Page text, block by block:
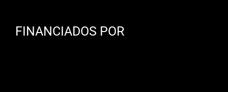
FINANCIADOS POR